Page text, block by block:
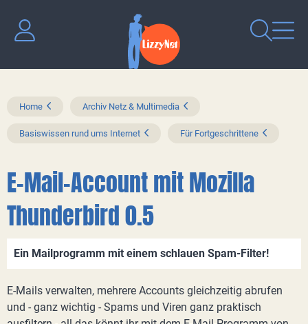
Home Archiv Netz & Multimedia
Basiswissen rund ums Internet Für Fortgeschrittene
E-Mail-Account mit Mozilla
Thunderbird 0.5
Ein Mailprogramm mit einem schlauen Spam-Filter!
E-Mails verwalten, mehrere Accounts gleichzeitig abrufen
und - ganz wichtig - Spams und Viren ganz praktisch